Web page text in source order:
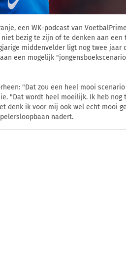
een WK-podcast van
bezig te zijn of te denken aan een
middenvelder ligt nog twee jaar
een mogelijk
"Dat zou een heel mooi
"Dat wordt heel moeilijk. Ik heb nog
denk ik voor mij ook wel echt mooi
nadert.